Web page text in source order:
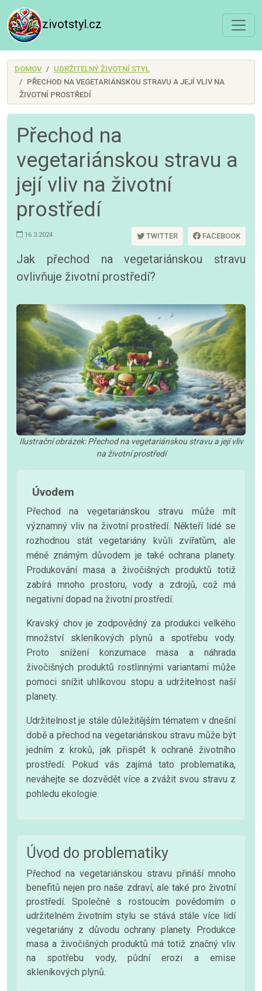
zivotstyl.cz
DOMOV
UDRŽITELNÝ ŽIVOTNÍ STYL
PŘECHOD NA VEGETARIÁNSKOU STRAVU A JEJÍ VLIV NA
ŽIVOTNÍ PROSTŘEDÍ
Přechod na
vegetariánskou stravu a
její vliv na životní
prostředí
16.3.2024 TWITTER FACEBOOK
Jak přechod na vegetariánskou stravu
ovlivňuje životní prostředí?
Ilustrační obrázek: Přechod na vegetariánskou stravu a její vliv
na životní prostředí
Úvodem
Přechod na vegetariánskou stravu může mít
významný vliv na životní prostředí. Někteří lidé se
rozhodnou stát vegetariány kvůli zvířatům, ale
méně známým důvodem je také ochrana planety.
Produkování masa a živočišných produktů totiž
zabírá mnoho prostoru, vody a zdrojů, což má
negativní dopad na životní prostředí.
Kravský chov je zodpovědný za produkci velkého
množství skleníkových plynů a spotřebu vody.
Proto snížení konzumace masa a náhrada
živočišných produktů rostlinnými variantami může
pomoci snížit uhlíkovou stopu a udržitelnost naší
planety.
Udržitelnost je stále důležitějším tématem v dnešní
době a přechod na vegetariánskou stravu může být
jedním z kroků, jak přispět k ochraně životního
prostředí. Pokud vás zajímá tato problematika,
neváhejte se dozvědět více a zvážit svou stravu z
pohledu ekologie.
Úvod do problematiky
Přechod na vegetariánskou stravu přináší mnoho
benefitů nejen pro naše zdraví, ale také pro životní
prostředí. Společně s rostoucím povědomím o
udržitelném životním stylu se stává stále více lidí
vegetariány z důvodu ochrany planety. Produkce
masa a živočišných produktů má totiž značný vliv
na spotřebu vody, půdní erozi a emise
skleníkových plynů.